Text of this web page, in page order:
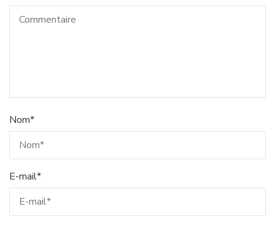
Nom*
E-mail*